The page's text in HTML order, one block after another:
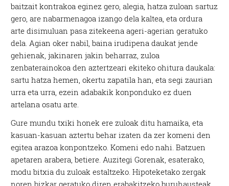
baitzait kontrakoa eginez gero, alegia, hatza zuloan sartuz
gero, are nabarmenagoa izango dela kaltea, eta ordura
arte disimuluan pasa zitekeena ageri-agerian geratuko
dela. Agian oker nabil, baina irudipena daukat jende
gehienak, jakinaren jakin beharraz, zuloa
zenbaterainokoa den aztertzeari ekiteko ohitura daukala:
sartu hatza hemen, okertu zapatila han, eta segi zaurian
urra eta urra, ezein adabakik konponduko ez duen
artelana osatu arte.
Gure mundu txiki honek ere zuloak ditu hamaika, eta
kasuan-kasuan aztertu behar izaten da zer komeni den
egitea arazoa konpontzeko. Komeni edo nahi. Batzuen
apetaren arabera, betiere. Auzitegi Gorenak, esaterako,
modu bitxia du zuloak estaltzeko. Hipoteketako zergak